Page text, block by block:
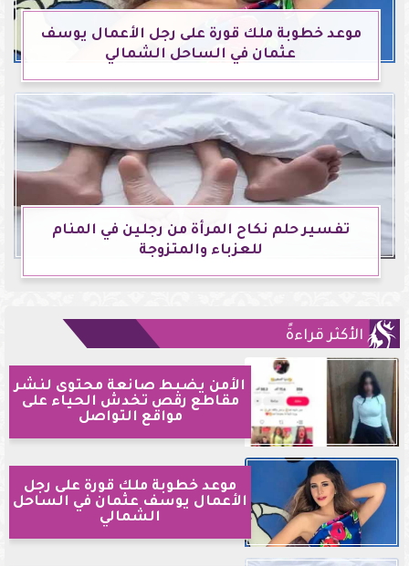
موعد خطوبة ملك قورة على رجل الأعمال يوسف
عثمان في الساحل الشمالي
تفسير حلم نكاح المرأة من رجلين في المنام
للعزباء والمتزوجة
الأكثر قراءةً
الأمن يضبط صانعة محتوى لنشر
مقاطع رقص تخدش الحياء على
مواقع التواصل
موعد خطوبة ملك قورة على رجل
الأعمال يوسف عثمان في الساحل
الشمالي